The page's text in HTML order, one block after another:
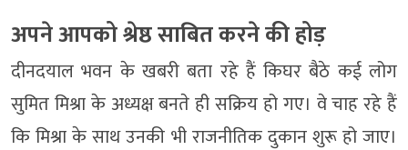
अपने आपको श्रेष्ठ साबित करने की होड़
दीनदयाल भवन के खबरी बता रहे हैं किघर बैठे कई लोग
सुमित मिश्रा के अध्यक्ष बनते ही सक्रिय हो गए। वे चाह रहे हैं
कि मिश्रा के साथ उनकी भी राजनीतिक दुकान शुरू हो जाए।